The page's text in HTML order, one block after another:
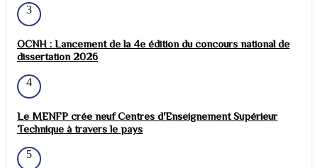
3
OCNH : Lancement de la 4e édition du concours national de
dissertation 2026
4
Le MENFP crée neuf Centres d'Enseignement Supérieur
Technique à travers le pays
5